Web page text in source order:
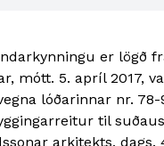
er lögð
mótt. 5. apríl 2017,
lóðarinnar nr.
til
arkitekts, dags.